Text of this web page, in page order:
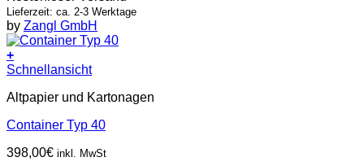
Lieferzeit: ca. 2-3 Werktage
by Zangl GmbH
+
Schnellansicht
Altpapier und Kartonagen
Container Typ 40
398,00€ inkl. MwSt